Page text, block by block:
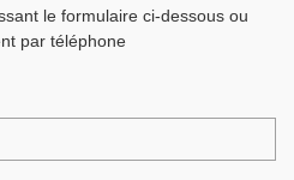
le formulaire ci-dessous ou
par téléphone